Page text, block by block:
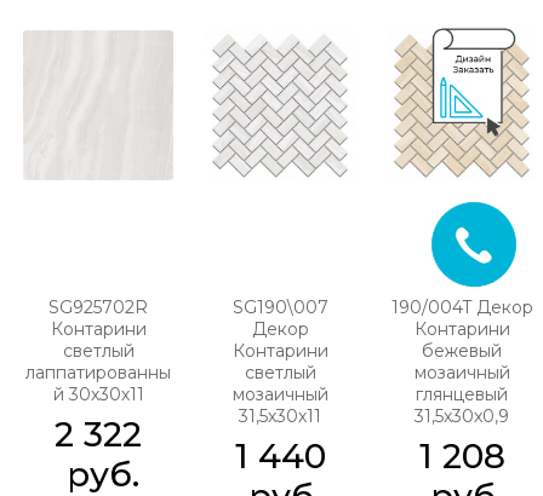
SG925702R
Контарини
светлый
лаппатированны
й 30х30х11
2 322
руб.
SG190\007
Декор
Контарини
светлый
мозаичный
31,5х30х11
1 440
190/004T Декор
Контарини
бежевый
мозаичный
глянцевый
31,5x30x0,9
1 208